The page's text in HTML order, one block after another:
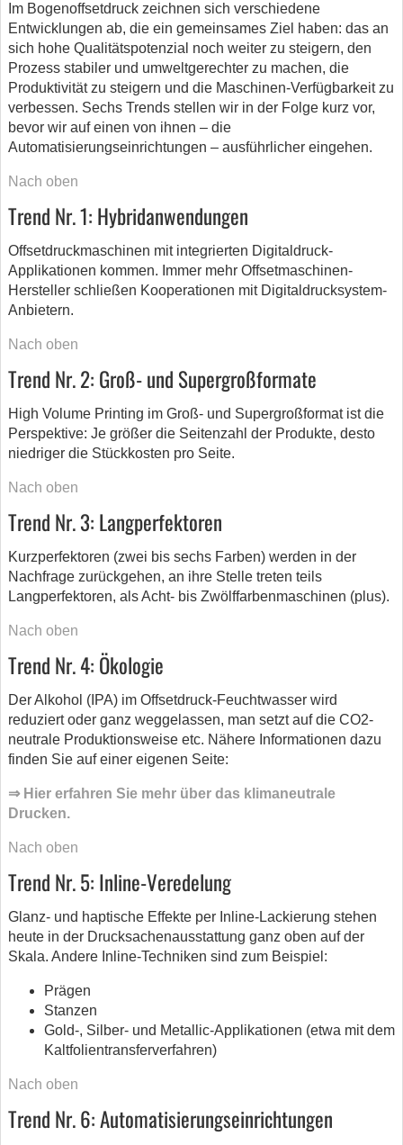
Im Bogenoffsetdruck zeichnen sich verschiedene
Entwicklungen ab, die ein gemeinsames Ziel haben: das an
sich hohe Qualitätspotenzial noch weiter zu steigern, den
Prozess stabiler und umweltgerechter zu machen, die
Produktivität zu steigern und die Maschinen-Verfügbarkeit zu
verbessen. Sechs Trends stellen wir in der Folge kurz vor,
bevor wir auf einen von ihnen – die
Automatisierungseinrichtungen – ausführlicher eingehen.
Nach oben
Trend Nr. 1: Hybridanwendungen
Offsetdruckmaschinen mit integrierten Digitaldruck-
Applikationen kommen. Immer mehr Offsetmaschinen-
Hersteller schließen Kooperationen mit Digitaldrucksystem-
Anbietern.
Nach oben
Trend Nr. 2: Groß- und Supergroßformate
High Volume Printing im Groß- und Supergroßformat ist die
Perspektive: Je größer die Seitenzahl der Produkte, desto
niedriger die Stückkosten pro Seite.
Nach oben
Trend Nr. 3: Langperfektoren
Kurzperfektoren (zwei bis sechs Farben) werden in der
Nachfrage zurückgehen, an ihre Stelle treten teils
Langperfektoren, als Acht- bis Zwölffarbenmaschinen (plus).
Nach oben
Trend Nr. 4: Ökologie
Der Alkohol (IPA) im Offsetdruck-Feuchtwasser wird
reduziert oder ganz weggelassen, man setzt auf die CO2-
neutrale Produktionsweise etc. Nähere Informationen dazu
finden Sie auf einer eigenen Seite:
⇒ Hier erfahren Sie mehr über das klimaneutrale
Drucken.
Nach oben
Trend Nr. 5: Inline-Veredelung
Glanz- und haptische Effekte per Inline-Lackierung stehen
heute in der Drucksachenausstattung ganz oben auf der
Skala. Andere Inline-Techniken sind zum Beispiel:
Prägen
Stanzen
Gold-, Silber- und Metallic-Applikationen (etwa mit dem
Kaltfolientransferverfahren)
Nach oben
Trend Nr. 6: Automatisierungseinrichtungen